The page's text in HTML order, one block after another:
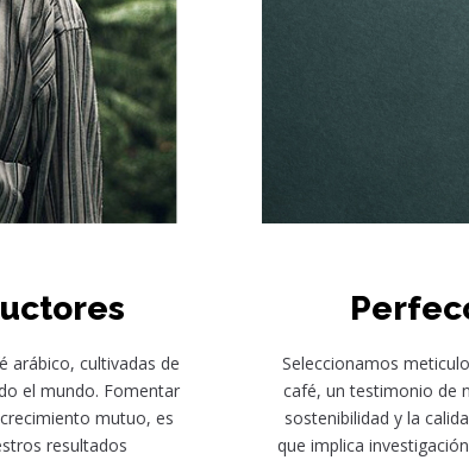
arábico, cultivadas de
el mundo. Fomentar
mutuo, es
resultados
Seleccionamos
café, un testimonio de
sostenibilidad y la
que implica